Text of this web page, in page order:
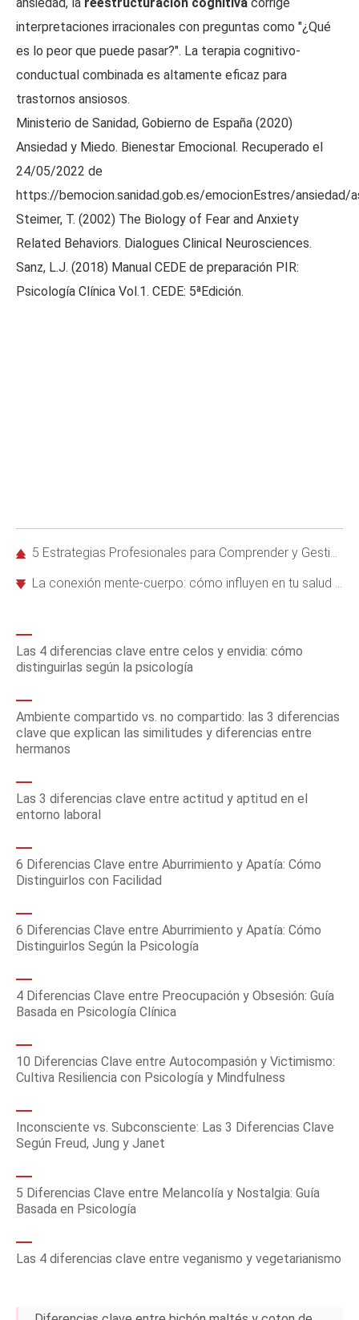
interpretaciones irracionales con preguntas como "¿Qué
es lo peor que puede pasar?". La terapia cognitivo-
conductual combinada es altamente eficaz para
trastornos ansiosos.
Ministerio de Sanidad, Gobierno de España (2020)
Ansiedad y Miedo. Bienestar Emocional. Recuperado el
24/05/2022 de
https://bemocion.sanidad.gob.es/emocionEstres/ansiedad/
Steimer, T. (2002) The Biology of Fear and Anxiety
Related Behaviors. Dialogues Clinical Neurosciences.
Sanz, L.J. (2018) Manual CEDE de preparación PIR:
Psicología Clínica Vol.1. CEDE: 5ªEdición.
5 Estrategias Profesionales para Comprender y Gestionar tu Enojo de Manera Saludable
La conexión mente-cuerpo: cómo influyen en tu salud y bienestar
Las 4 diferencias clave entre celos y envidia: cómo
distinguirlas según la psicología
Ambiente compartido vs. no compartido: las 3 diferencias
clave que explican las similitudes y diferencias entre
hermanos
Las 3 diferencias clave entre actitud y aptitud en el
entorno laboral
6 Diferencias Clave entre Aburrimiento y Apatía: Cómo
Distinguirlos con Facilidad
6 Diferencias Clave entre Aburrimiento y Apatía: Cómo
Distinguirlos Según la Psicología
4 Diferencias Clave entre Preocupación y Obsesión: Guía
Basada en Psicología Clínica
10 Diferencias Clave entre Autocompasión y Victimismo:
Cultiva Resiliencia con Psicología y Mindfulness
Inconsciente vs. Subconsciente: Las 3 Diferencias Clave
Según Freud, Jung y Janet
5 Diferencias Clave entre Melancolía y Nostalgia: Guía
Basada en Psicología
Las 4 diferencias clave entre veganismo y vegetarianismo